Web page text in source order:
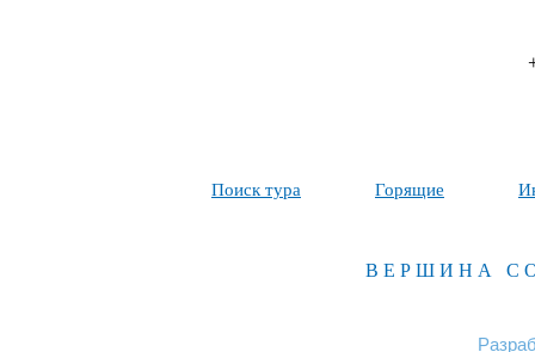
Поиск тура Горящие
ВЕРШИНА